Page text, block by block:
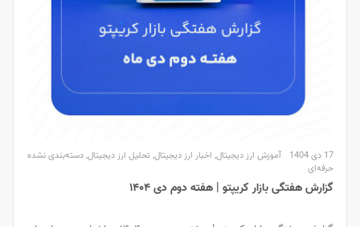
17 دی 1404 آموزش ارز دیجیتال, اخبار ارز دیجیتال, تحلیل ارز دیجیتال,دسته‌بندی نشده
حرفه‌ای
گزارش هفتگی بازار کریپتو | هفته دوم دی ۱۴۰۴